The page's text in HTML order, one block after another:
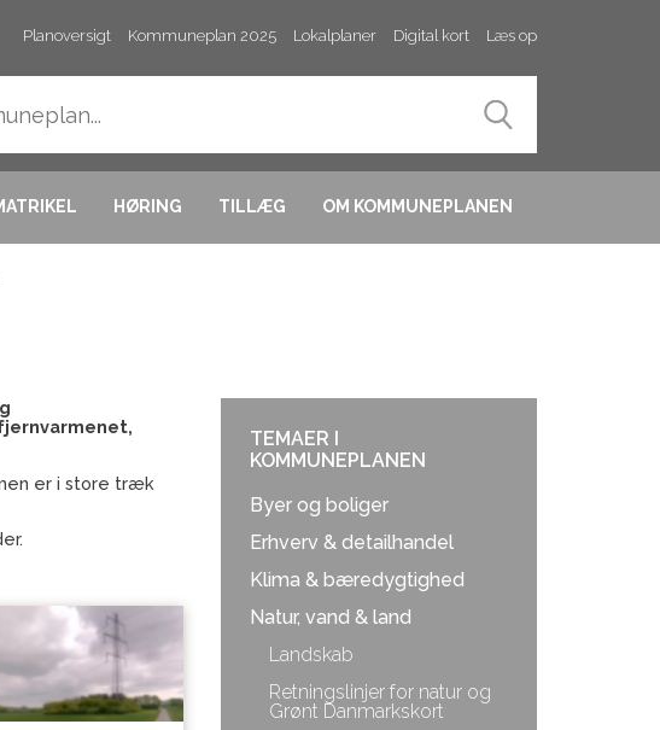
Planoversigt Kommuneplan 2025 Lokalplaner Digital kort Læs op
HØRING TILLÆG OM KOMMUNEPLANEN
er i store træk
TEMAER I
KOMMUNEPLANEN
Byer og boliger
Erhverv & detailhandel
Klima & bæredygtighed
Natur, vand & land
Landskab
Retningslinjer for natur og
Grønt Danmarkskort